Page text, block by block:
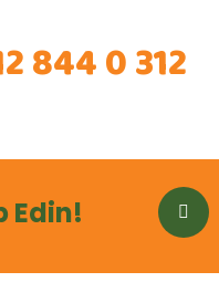
844 0 312
Edin!